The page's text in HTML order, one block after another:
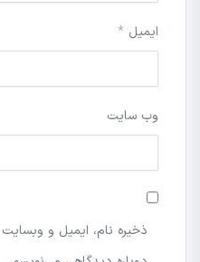
ایمیل *
وب‌ سایت
ذخیره نام، ایمیل و